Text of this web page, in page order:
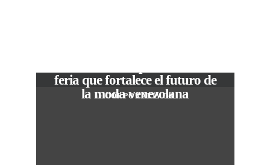
In CORPORATIVOS
feria que fortalece el futuro de
la moda venezolana